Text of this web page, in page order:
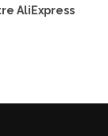
AliExpress